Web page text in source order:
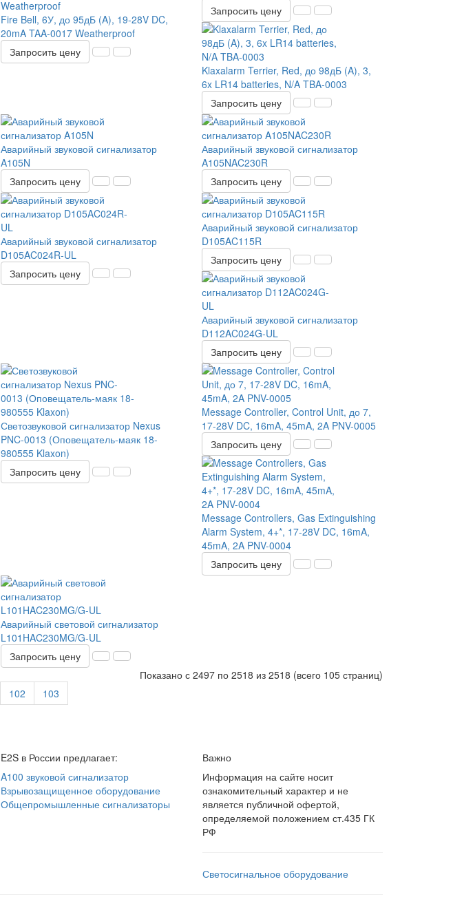
Fire Bell, 6У, до 95дБ (A), 19-28V DC,
20mA TAA-0017 Weatherproof
Запросить цену
Запросить цену
Klaxalarm Terrier, Red, до 98дБ (A), 3,
6x LR14 batteries, N/A TBA-0003
Запросить цену
Аварийный звуковой сигнализатор
A105N
Запросить цену
Аварийный звуковой сигнализатор
A105NAC230R
Запросить цену
Аварийный звуковой сигнализатор
D105AC024R-UL
Запросить цену
Аварийный звуковой сигнализатор
D105AC115R
Запросить цену
Аварийный звуковой сигнализатор
D112AC024G-UL
Запросить цену
Светозвуковой сигнализатор Nexus
PNC-0013 (Оповещатель-маяк 18-
980555 Klaxon)
Запросить цену
Message Controller, Control Unit, до 7,
17-28V DC, 16mA, 45mA, 2A PNV-0005
Запросить цену
Message Controllers, Gas Extinguishing
Alarm System, 4+*, 17-28V DC, 16mA,
45mA, 2A PNV-0004
Запросить цену
Аварийный световой сигнализатор
L101HAC230MG/G-UL
Запросить цену
102
103
Показано с 2497 по 2518 из 2518 (всего 105 страниц)
E2S в России предлагает:
A100 звуковой сигнализатор
Взрывозащищенное оборудование
Общепромышленные сигнализаторы
Важно
Информация на сайте носит
ознакомительный характер и не
является публичной офертой,
определяемой положением ст.435 ГК
РФ
Светосигнальное оборудование